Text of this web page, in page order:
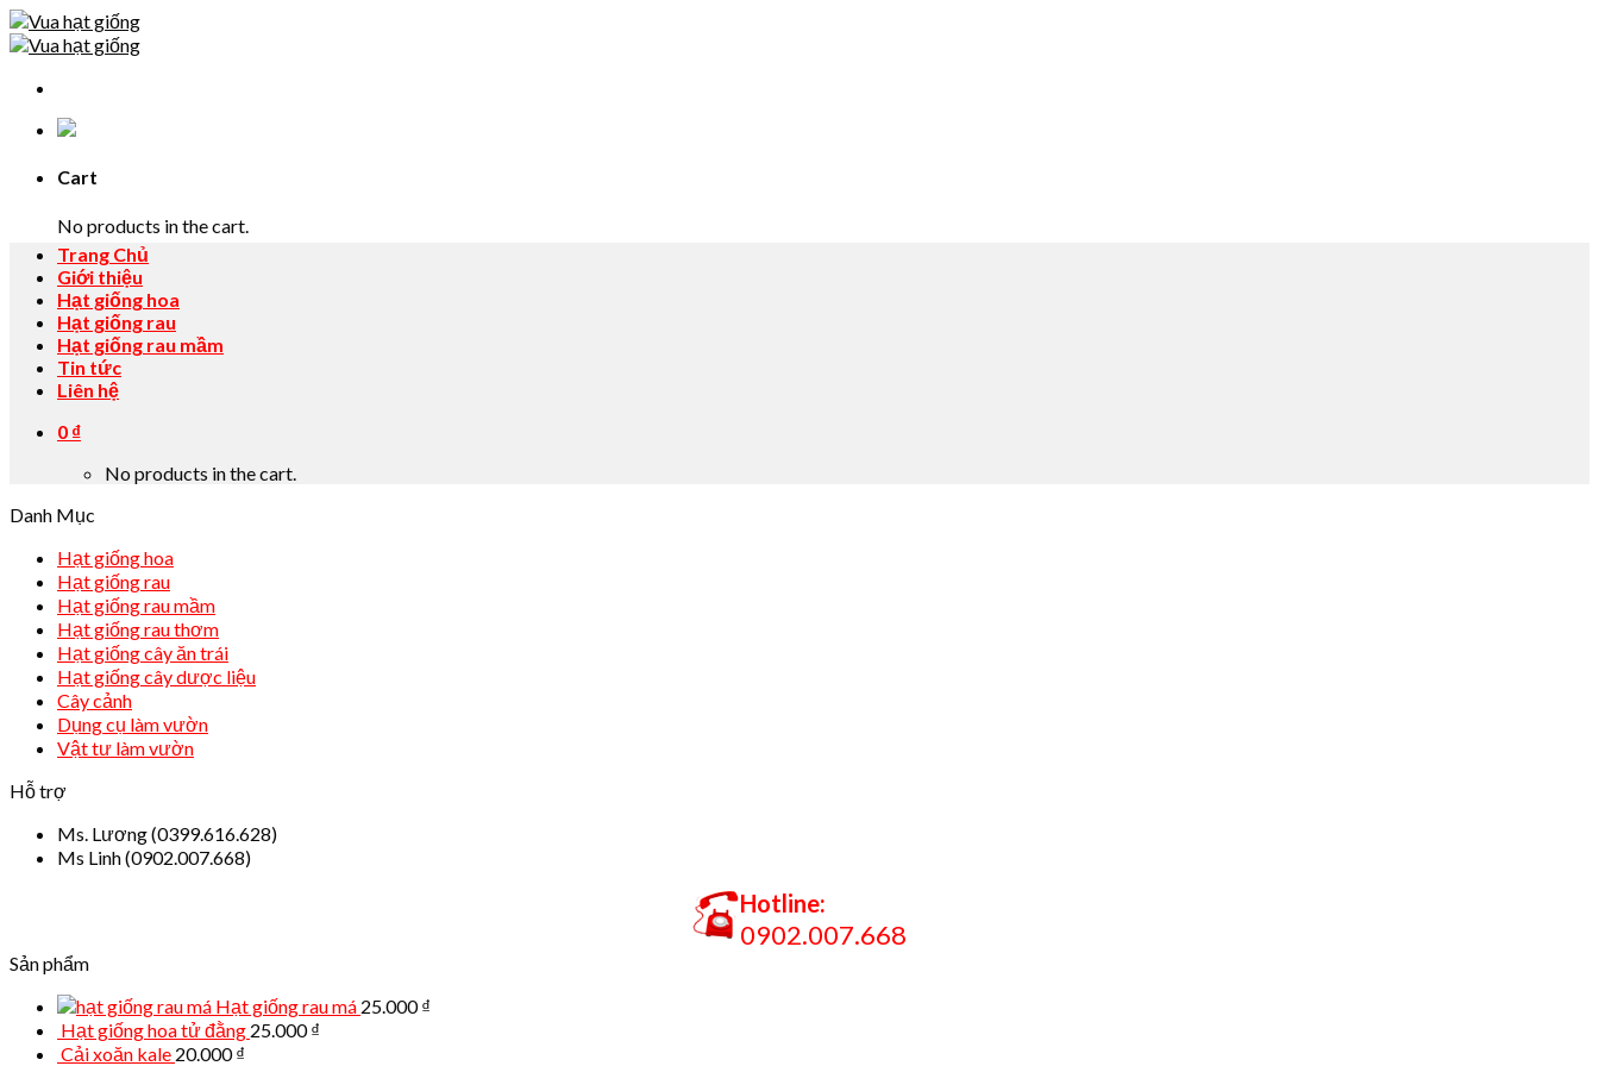
Skip
to
Cart
No products in the cart.
Trang Chủ
Giới thiệu
Hạt giống hoa
Hạt giống rau
Hạt giống rau mầm
Tin tức
Liên hệ
0 ₫
No products in the cart.
Danh Mục
Hạt giống hoa
Hạt giống rau
Hạt giống rau mầm
Hạt giống rau thơm
Hạt giống cây ăn trái
Hạt giống cây dược liệu
Cây cảnh
Dụng cụ làm vườn
Vật tư làm vườn
Hỗ trợ
Ms. Lương (0399.616.628)
Ms Linh (0902.007.668)
Hotline:
0902.007.668
Sản phẩm
Hạt giống rau má 25.000₫
Hạt giống hoa tử đằng 25.000₫
Cải xoăn kale 20.000₫